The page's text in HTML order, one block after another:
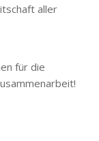
aller
für die